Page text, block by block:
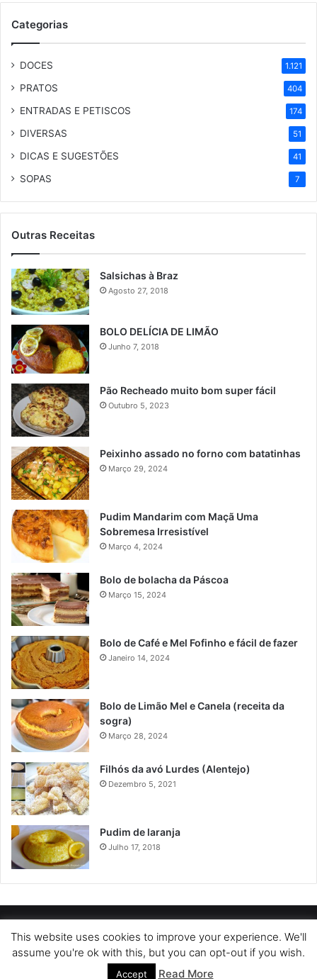
Categorias
DOCES 1.121
PRATOS 404
ENTRADAS E PETISCOS 174
DIVERSAS 51
DICAS E SUGESTÕES 41
SOPAS 7
Outras Receitas
Salsichas à Braz
Agosto 27, 2018
BOLO DELÍCIA DE LIMÃO
Junho 7, 2018
Pão Recheado muito bom super fácil
Outubro 5, 2023
Peixinho assado no forno com batatinhas
Março 29, 2024
Pudim Mandarim com Maçã Uma
Sobremesa Irresistível
Março 4, 2024
Bolo de bolacha da Páscoa
Março 15, 2024
Bolo de Café e Mel Fofinho e fácil de fazer
Janeiro 14, 2024
Bolo de Limão Mel e Canela (receita da
sogra)
Março 28, 2024
Filhós da avó Lurdes (Alentejo)
Dezembro 5, 2021
Pudim de laranja
Julho 17, 2018
POLÍTICA DE PRIVACIDADE SOBRE NÓS
POLÍTICA DE COOKIES
TERMOS DE USO
This website uses cookies to improve your experience. We'll
assume you're ok with this, but you can opt-out if you wish.
Accept Read More